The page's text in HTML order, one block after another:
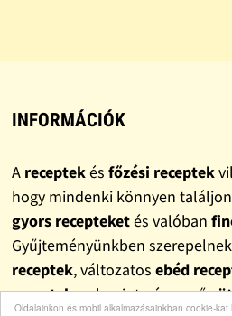
Oldalainkon és mobil alkalmazásainkban cookie-
INFORMÁCIÓK
A receptekés főzési receptek
hogy mindenki könnyen találjon
gyors recepteketés valóban
Gyűjteményünkben
receptek, változatos ebéd
receptek, valamint népszerű